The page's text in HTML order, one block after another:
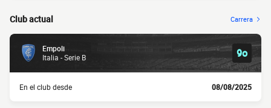
Club actual Carrera
Empoli
Italia - Serie B
9o
En el club desde 08/08/2025